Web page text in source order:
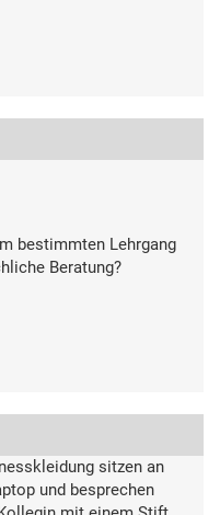
bestimmten Lehrgang
Beratung?